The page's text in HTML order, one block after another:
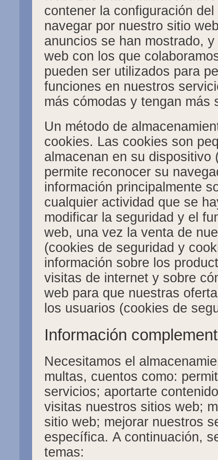
contener la configuración
navegar por nuestro sitio
anuncios se han mostrado,
web con los que
pueden ser utilizados para
funciones en nuestros
más cómodas y tengan más
Un método de
cookies. Las cookies son
almacenan en su
permite reconocer su
información principalmente
cualquier actividad que se
modificar la seguridad y el
web, una vez la venta de
(cookies de seguridad y
información sobre los
visitas de internet y sobre
web para que nuestras
los usuarios (cookies de
Información
Necesitamos el
multas, cuentos como:
servicios; aportarte
visitas nuestros sitios web;
sitio web; mejorar nuestros
específica. A continuación,
temas: